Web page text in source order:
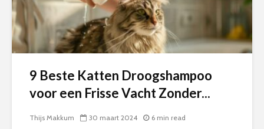
9 Beste Katten Droogshampoo
voor een Frisse Vacht Zonder...
Thijs Makkum 30 maart 2024 6 min read